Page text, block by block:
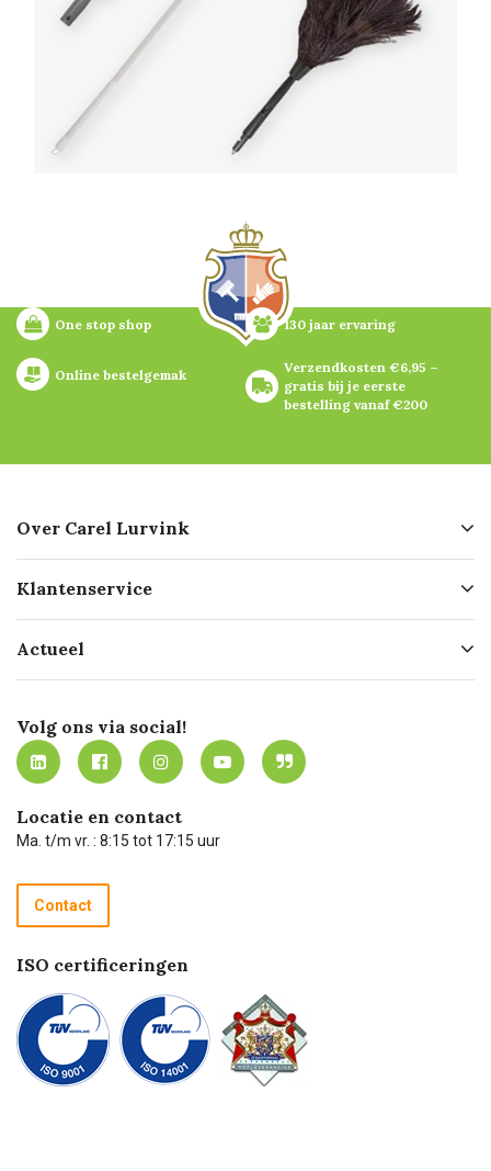
One stop shop 130 jaar ervaring
Online bestelgemak
Verzendkosten €6,95 –
gratis bij je eerste
bestelling vanaf €200
Over Carel Lurvink
Geschiedenis
Missie
Werken bij Carel Lurvink
MVO
Klantenservice
Bezorgen
Mijn Carel Lurvink
Mijn Carel Lurvink instructievideo's
Carel Lurvink App
Hulp op afstand
Technische dienst
Recycle programma
Betalen
Actueel
Innovation LAB
Tevreden klanten
Carel Lurvink Blog
Carel de podcast
Volg ons via social!
Locatie en contact
Ma. t/m vr. : 8:15 tot 17:15 uur
Contact
ISO certificeringen